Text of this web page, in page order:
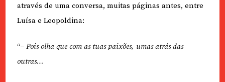
através de uma conversa, muitas páginas antes, entre
Luísa e Leopoldina:
“– Pois olha que com as tuas paixões, umas atrás das
outras…